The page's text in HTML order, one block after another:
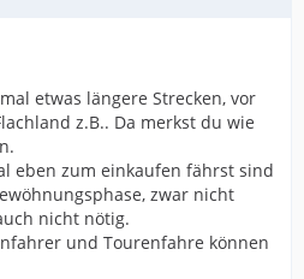
etwas längere Strecken, vor
z.B.. Da merkst du wie
eben zum einkaufen fährst sind
zwar nicht
nicht nötig.
und Tourenfahre können